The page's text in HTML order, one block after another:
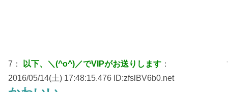
7： 以下、＼(^o^)／でVIPがお送りします ：
2016/05/14(土) 17:48:15.476 ID:zfslBV6b0.net